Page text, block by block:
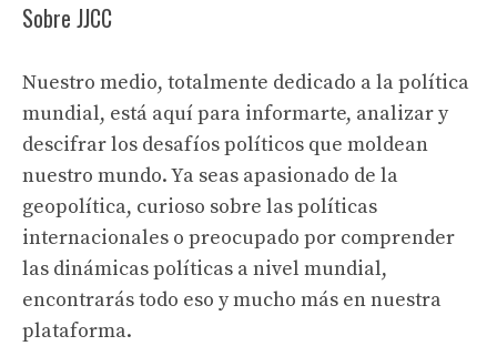
Sobre JJCC
Nuestro medio, totalmente dedicado a la política
mundial, está aquí para informarte, analizar y
descifrar los desafíos políticos que moldean
nuestro mundo. Ya seas apasionado de la
geopolítica, curioso sobre las políticas
internacionales o preocupado por comprender
las dinámicas políticas a nivel mundial,
encontrarás todo eso y mucho más en nuestra
plataforma.